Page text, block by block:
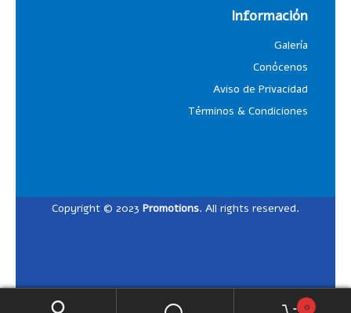
Información
Galería
Conócenos
Aviso de Privacidad
Términos & Condiciones
Copyright © 2023 Promotions. All rights reserved.
0